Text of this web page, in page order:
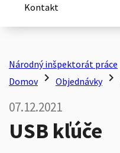
Kontakt
Národný inšpektorát práce
Domov chevron_right Objednávky chevron_right
07.12.2021
USB kľúče